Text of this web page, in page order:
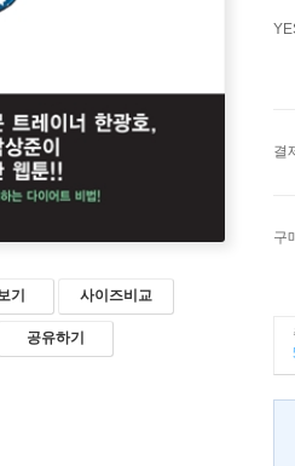
기 사이즈비교
공유하기
결
구